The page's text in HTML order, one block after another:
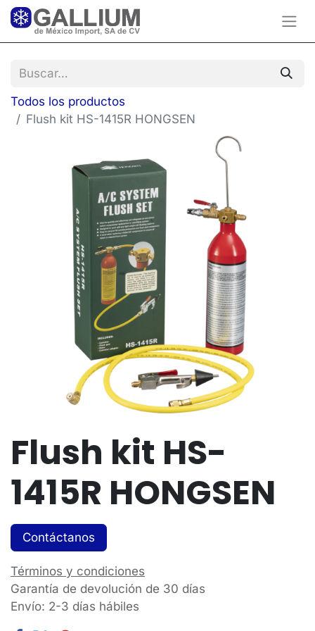
Todos los productos
Flush kit HS-1415R HONGSEN
Flush kit HS-
1415R HONGSEN
Contáctanos
Términos y condiciones
Garantía de devolución de 30 días
Envío: 2-3 días hábiles